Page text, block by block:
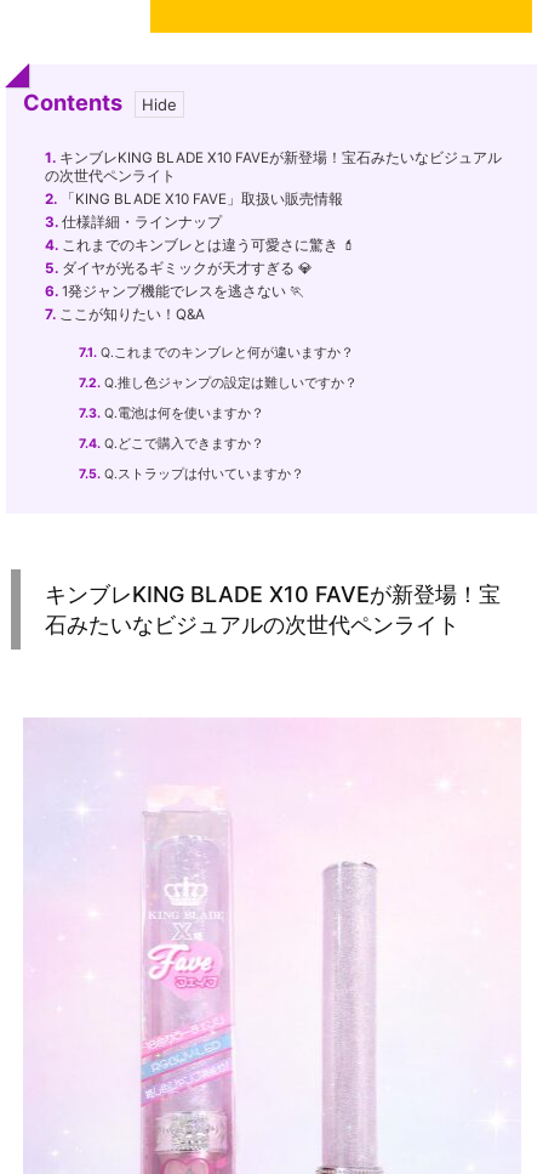
Contents
1. キンブレKING BLADE X10 FAVEが新登場！宝石みたいなビジュアル
の次世代ペンライト
2. 「KING BLADE X10 FAVE」取扱い販売情報
3. 仕様詳細・ラインナップ
4. これまでのキンブレとは違う可愛さに驚き 💄
5. ダイヤが光るギミックが天才すぎる 💎
6. 1発ジャンプ機能でレスを逃さない 🏃
7. ここが知りたい！Q&A
7.1. Q.これまでのキンブレと何が違いますか？
7.2. Q.推し色ジャンプの設定は難しいですか？
7.3. Q.電池は何を使いますか？
7.4. Q.どこで購入できますか？
7.5. Q.ストラップは付いていますか？
キンブレKING BLADE X10 FAVEが新登場！宝
石みたいなビジュアルの次世代ペンライト